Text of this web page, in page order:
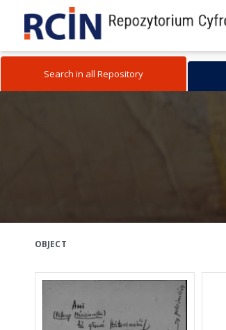
Search in all Repository
OBJECT